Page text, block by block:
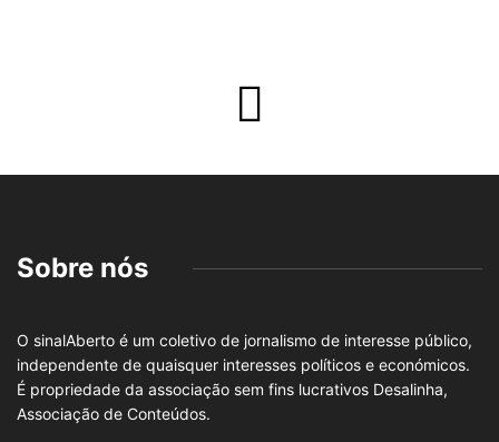
Sobre nós
O sinalAberto é um coletivo de jornalismo de interesse público,
independente de quaisquer interesses políticos e económicos.
É propriedade da associação sem fins lucrativos Desalinha,
Associação de Conteúdos.